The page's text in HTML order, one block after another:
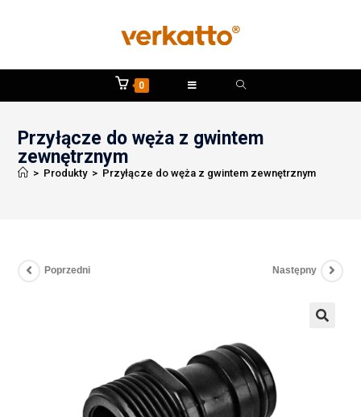
0
Przyłącze do węża z gwintem
zewnętrznym
> Produkty > Przyłącze do węża z gwintem zewnętrznym
Poprzedni Następny